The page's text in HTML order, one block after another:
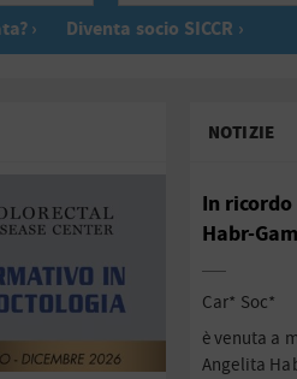
› Diventa socio SICCR ›
NOTIZIE
In
Habr-
Car* Soc*
è venuta a
Angelita